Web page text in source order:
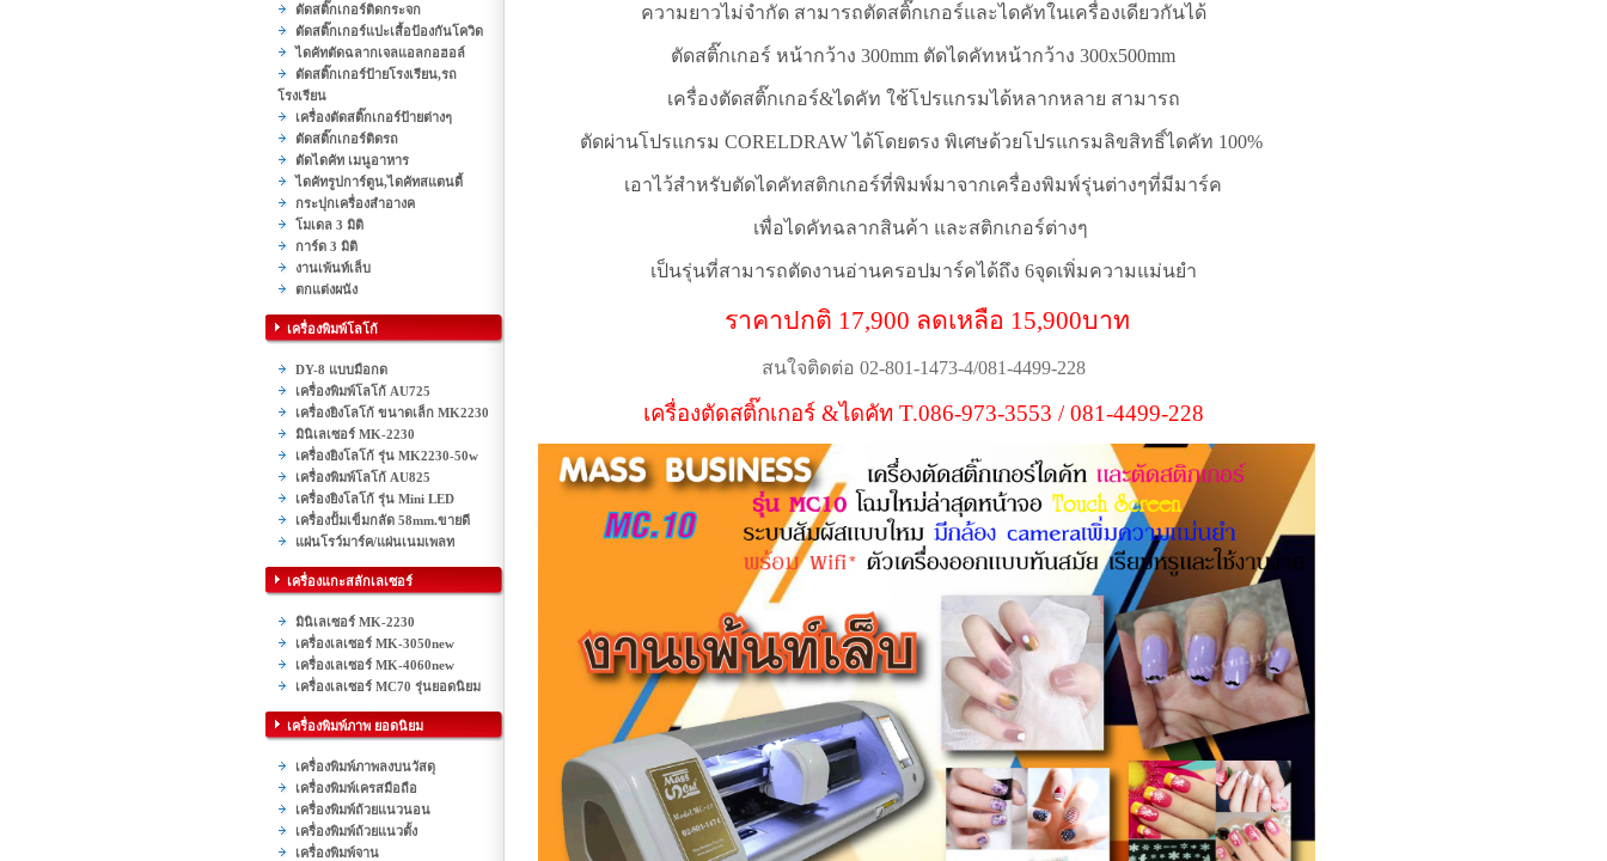
ตัดสติ๊กเกอร์ติดกระจก
ตัดสติ๊กเกอร์แปะเสื้อป้องกันโควิด
ไดคัทตัดฉลากเจลแอลกอฮอล์
ตัดสติ๊กเกอร์ป้ายโรงเรียน,รถ
โรงเรียน
เครื่องตัดสติ๊กเกอร์ป้ายต่างๆ
ตัดสติ๊กเกอร์ติดรถ
ตัดไดคัท เมนูอาหาร
ไดคัทรูปการ์ตูน,ไดคัทสแตนดี้
กระปุกเครื่องสำอางค
โมเดล 3 มิติ
การ์ด 3 มิติ
งานเพ้นท์เล็บ
ตกแต่งผนัง
เครื่องพิมพ์โลโก้
DY-8 แบบมือกด
เครื่องพิมพ์โลโก้ AU725
เครื่องยิงโลโก้ ขนาดเล็ก MK2230
มินิเลเซอร์ MK-2230
เครื่องยิงโลโก้ รุ่น MK2230-50w
เครื่องพิมพ์โลโก้ AU825
เครื่องยิงโลโก้ รุ่น Mini LED
เครื่องปั้มเข็มกลัด 58mm.ขายดี
แผ่นโรว์มาร์ค/แผ่นเนมเพลท
เครื่องแกะสลักเลเซอร์
มินิเลเซอร์ MK-2230
เครื่องเลเซอร์ MK-3050new
เครื่องเลเซอร์ MK-4060new
เครื่องเลเซอร์ MC70 รุ่นยอดนิยม
เครื่องพิมพ์ภาพ ยอดนิยม
เครื่องพิมพ์ภาพลงบนวัสดุ
เครื่องพิมพ์เครสมือถือ
เครื่องพิมพ์ถ้วยแนวนอน
เครื่องพิมพ์ถ้วยแนวตั้ง
เครื่องพิมพ์จาน
ความยาวไม่จำกัด สามารถตัดสติ๊กเกอร์และไดคัทในเครื่องเดียวกันได้
ตัดสติ๊กเกอร์ หน้ากว้าง 300mm ตัดไดคัทหน้ากว้าง 300x500mm
เครื่องตัดสติ๊กเกอร์&ไดคัท ใช้โปรแกรมได้หลากหลาย สามารถ
ตัดผ่านโปรแกรม CORELDRAWได้โดยตรง พิเศษด้วยโปรแกรมลิขสิทธิ์ไดคัท 100%
เอาไว้สำหรับตัดไดคัทสติกเกอร์ที่พิมพ์มาจากเครื่องพิมพ์รุ่นต่างๆที่มีมาร์ค
เพื่อไดคัทฉลากสินค้า และสติกเกอร์ต่างๆ
เป็นรุ่นที่สามารถตัดงานอ่านครอปมาร์คได้ถึง 6จุดเพิ่มความแม่นยำ
ราคาปกติ 17,900 ลดเหลือ 15,900บาท
สนใจติดต่อ 02-801-1473-4/081-4499-228
เครื่องตัดสติ๊กเกอร์ &ไดคัท T.086-973-3553 / 081-4499-228